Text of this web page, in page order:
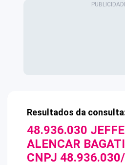
Resultados da
48.936.030
ALENCAR
CNPJ